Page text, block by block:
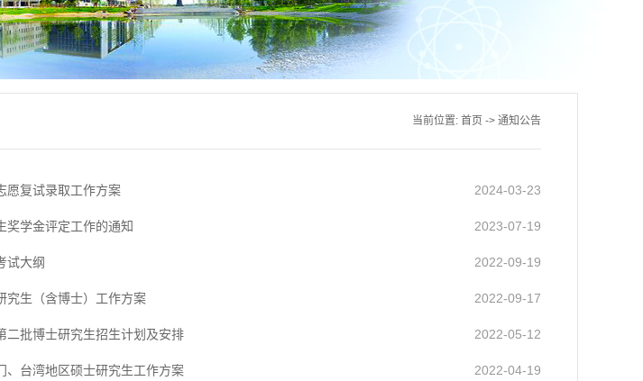
当前位置: 首页 -> 通知公告
2024-03-23
愿复试录取工作方案
2023-07-19
奖学金评定工作的通知
2022-09-19
试大纲
2022-09-17
究生（含博士）工作方案
2022-05-12
二批博士研究生招生计划及安排
2022-04-19
、台湾地区硕士研究生工作方案